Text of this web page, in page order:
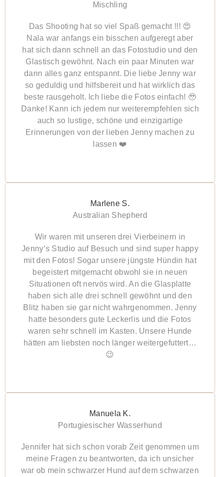
Mischling
Das Shooting hat so viel Spaß gemacht !!! 😍
Nala war anfangs ein bisschen aufgeregt aber
hat sich dann schnell an das Fotostudio und den
Glastisch gewöhnt. Nach ein paar Minuten war
dann alles ganz entspannt. Die liebe Jenny war
so geduldig und hilfsbereit und hat wirklich das
beste rausgeholt. Ich liebe die Fotos einfach! 🥹
Danke! Kann ich jedem nur weiterempfehlen sich
auch so lustige, schöne und einzigartige
Erinnerungen von der lieben Jenny machen zu
lassen ❤️
Marlene S.
Australian Shepherd
Wir waren mit unseren drei Vierbeinern in
Jenny‘s Studio auf Besuch und sind super happy
mit den Fotos! Sogar unsere jüngste Hündin hat
begeistert mitgemacht obwohl sie in neuen
Situationen oft nervös wird. An die Glasplatte
haben sich alle drei schnell gewöhnt und den
Blitz haben sie gar nicht wahrgenommen. Jenny
hatte besonders gute Leckerlis und die Fotos
waren sehr schnell im Kasten. Unsere Hunde
hätten am liebsten noch länger weitergefuttert…
😉
Manuela K.
Portugiesischer Wasserhund
Jennifer hat sich schon vorab Zeit genommen um
meine Fragen zu beantworten, da ich unsicher
war ob mein schwarzer Hund auf dem schwarzen